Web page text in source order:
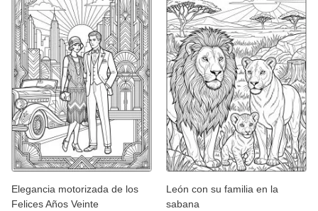
Elegancia motorizada de los
Felices Años Veinte
León con su familia en la
sabana